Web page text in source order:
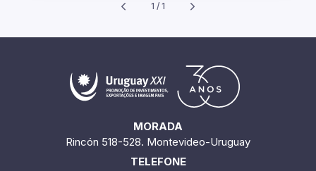
1 / 1
MORADA
Rincón 518-528. Montevideo-Uruguay
TELEFONE